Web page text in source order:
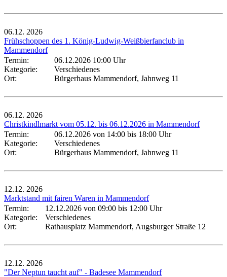
06.12. 2026
Frühschoppen des 1. König-Ludwig-Weißbierfanclub in
Mammendorf
Termin:
06.12.2026 10:00 Uhr
Kategorie:
Verschiedenes
Ort:
Bürgerhaus Mammendorf, Jahnweg 11
06.12. 2026
Christkindlmarkt vom 05.12. bis 06.12.2026 in Mammendorf
Termin:
06.12.2026 von 14:00 bis 18:00 Uhr
Kategorie:
Verschiedenes
Ort:
Bürgerhaus Mammendorf, Jahnweg 11
12.12. 2026
Marktstand mit fairen Waren in Mammendorf
Termin:
12.12.2026 von 09:00 bis 12:00 Uhr
Kategorie:
Verschiedenes
Ort:
Rathausplatz Mammendorf, Augsburger Straße 12
12.12. 2026
"Der Neptun taucht auf" - Badesee Mammendorf